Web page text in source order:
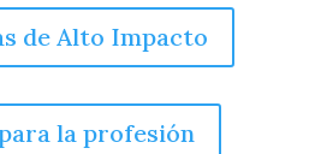
de Alto Impacto
la profesión